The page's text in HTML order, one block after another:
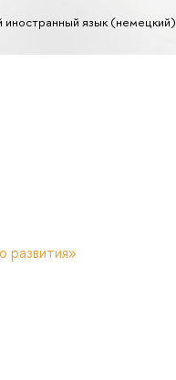
иностранный язык (немецкий)
развития»